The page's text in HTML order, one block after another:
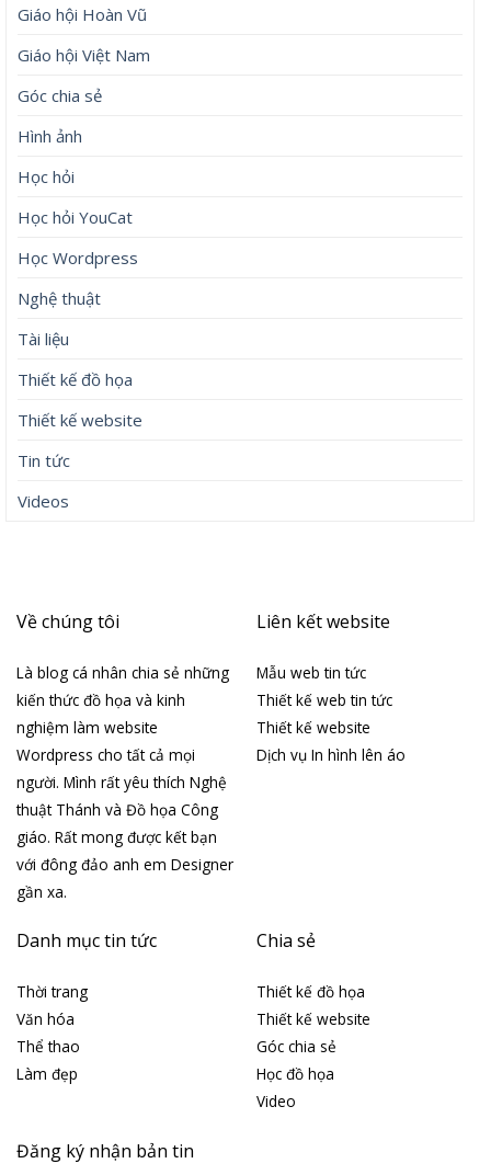
Giáo hội Hoàn Vũ
Giáo hội Việt Nam
Góc chia sẻ
Hình ảnh
Học hỏi
Học hỏi YouCat
Học Wordpress
Nghệ thuật
Tài liệu
Thiết kế đồ họa
Thiết kế website
Tin tức
Videos
Về chúng tôi
Là blog cá nhân chia sẻ những
kiến thức đồ họa và kinh
nghiệm làm website
Wordpress cho tất cả mọi
người. Mình rất yêu thích Nghệ
thuật Thánh và Đồ họa Công
giáo. Rất mong được kết bạn
với đông đảo anh em Designer
gần xa.
Liên kết website
Mẫu web tin tức
Thiết kế web tin tức
Thiết kế website
Dịch vụ In hình lên áo
Danh mục tin tức
Thời trang
Văn hóa
Thể thao
Làm đẹp
Chia sẻ
Thiết kế đồ họa
Thiết kế website
Góc chia sẻ
Học đồ họa
Video
Đăng ký nhận bản tin